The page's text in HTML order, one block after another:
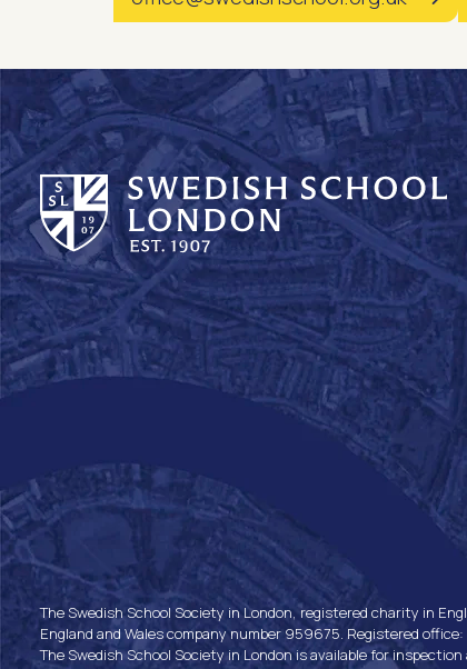
The Swedish School Society in London, registered charity in
England and Wales company number 959675. Registered
The Swedish School Society in London is available for